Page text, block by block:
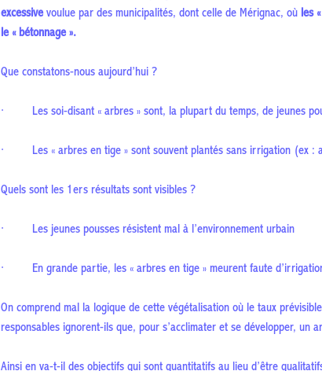
excessivevoulue par des municipalités, dont celle de Mérignac, où les
le « bétonnage ».
Que constatons-nous aujourd’hui ?
· Les soi-disant « arbres » sont, la plupart du temps, de jeunes
· Les « arbres en tige » sont souvent plantés sans irrigation (ex :
Quels sont les 1ers résultats sont visibles ?
· Les jeunes pousses résistent mal à l’environnement urbain
· En grande partie, les « arbres en tige » meurent faute
On comprend mal la logique de cette végétalisation où le taux
responsables ignorent-ils que, pour s’acclimater et se développer, un
Ainsi en va-t-il des objectifs qui sont quantitatifs au lieu d’être